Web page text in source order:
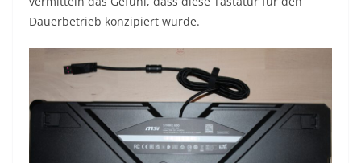
Dauerbetrieb konzipiert wurde.